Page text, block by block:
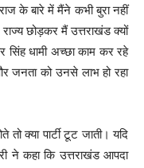
के बारे में मैंने कभी बुरा नहीं
छोड़कर मैं उत्तराखंड क्यों
सिंह धामी अच्छा काम कर रहे
जनता को उनसे लाभ हो रहा
क्या पार्टी टूट जाती। यदि
ने कहा कि उत्तराखंड आपदा